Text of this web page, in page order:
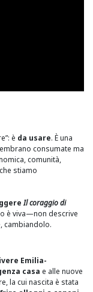
è da usare. È una
consumate ma
comunità,
stiamo
Il coraggio di
è viva—non descrive
cambiandolo.
Emilia-
casa e alle nuove
la cui nascita è stata